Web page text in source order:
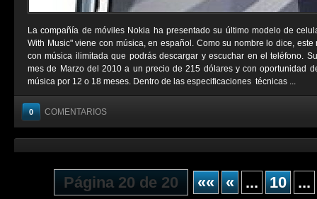
La compañía de móviles Nokia ha presentado su último modelo de
With Music" viene con música, en español. Como su nombre lo dice,
con música ilimitada que podrás descargar y escuchar en el teléfono.
mes de Marzo del 2010 a un precio de 215 dólares y con oportunidad
música por 12 o 18 meses. Dentro de las especificaciones técnicas ...
0 COMENTARIOS
Página 20 de 20 «« « ... 10 ...